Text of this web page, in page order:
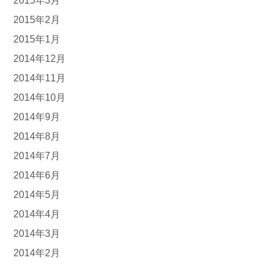
2015年2月
2015年1月
2014年12月
2014年11月
2014年10月
2014年9月
2014年8月
2014年7月
2014年6月
2014年5月
2014年4月
2014年3月
2014年2月